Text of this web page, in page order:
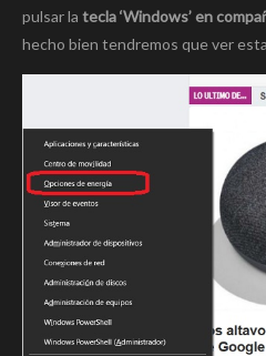
pulsar la tecla ‘Windows’ en
hecho bien tendremos que ver